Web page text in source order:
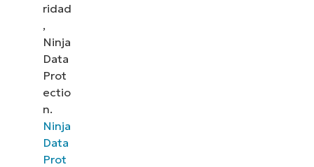
ridad
,
Ninja
Data
Prot
ectio
n.
Ninja
Data
Prot